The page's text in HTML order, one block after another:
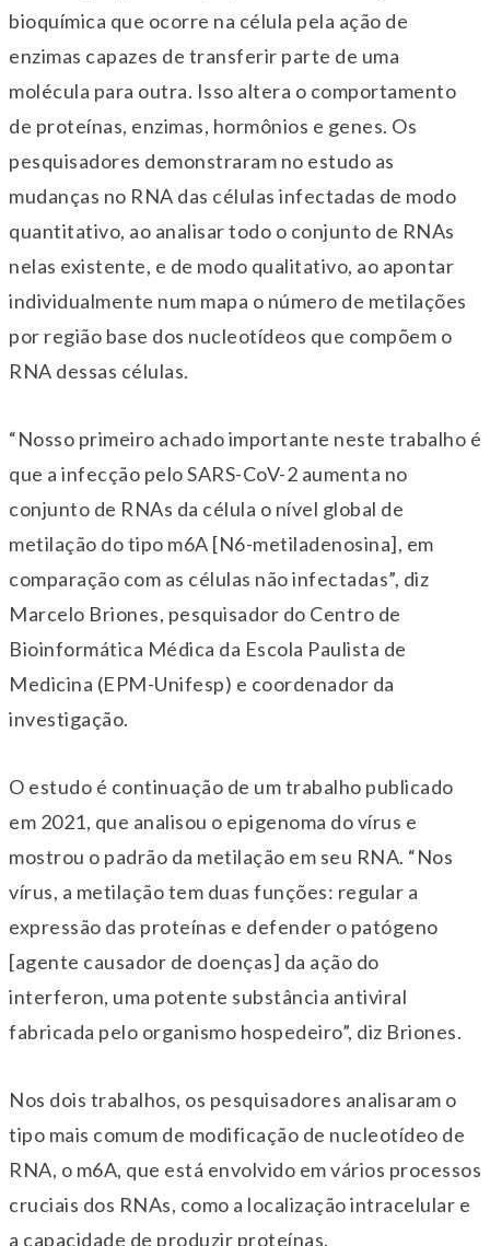
bioquímica que ocorre na célula pela ação de
enzimas capazes de transferir parte de uma
molécula para outra. Isso altera o comportamento
de proteínas, enzimas, hormônios e genes. Os
pesquisadores demonstraram no estudo as
mudanças no RNA das células infectadas de modo
quantitativo, ao analisar todo o conjunto de RNAs
nelas existente, e de modo qualitativo, ao apontar
individualmente num mapa o número de metilações
por região base dos nucleotídeos que compõem o
RNA dessas células.
“Nosso primeiro achado importante neste trabalho é
que a infecção pelo SARS-CoV-2 aumenta no
conjunto de RNAs da célula o nível global de
metilação do tipo m6A [N6-metiladenosina], em
comparação com as células não infectadas”, diz
Marcelo Briones, pesquisador do Centro de
Bioinformática Médica da Escola Paulista de
Medicina (EPM-Unifesp) e coordenador da
investigação.
O estudo é continuação de um trabalho publicado
em 2021, que analisou o epigenoma do vírus e
mostrou o padrão da metilação em seu RNA. “Nos
vírus, a metilação tem duas funções: regular a
expressão das proteínas e defender o patógeno
[agente causador de doenças] da ação do
interferon, uma potente substância antiviral
fabricada pelo organismo hospedeiro”, diz Briones.
Nos dois trabalhos, os pesquisadores analisaram o
tipo mais comum de modificação de nucleotídeo de
RNA, o m6A, que está envolvido em vários processos
cruciais dos RNAs, como a localização intracelular e
a capacidade de produzir proteínas.